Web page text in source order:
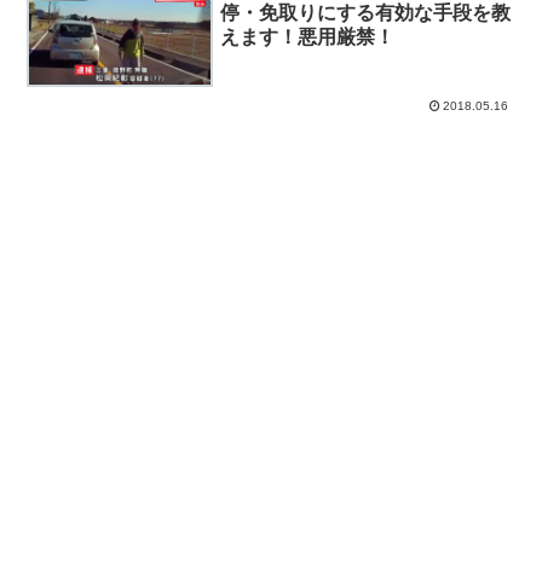
停・免取りにする有効な手段を教
えます！悪用厳禁！
2018.05.16